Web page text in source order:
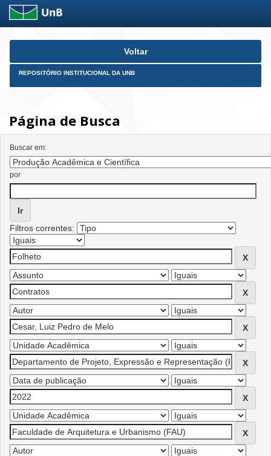
Skip
Voltar
REPOSITÓRIO INSTITUCIONAL DA UNB
Página de Busca
Buscar em:
por
Filtros correntes: